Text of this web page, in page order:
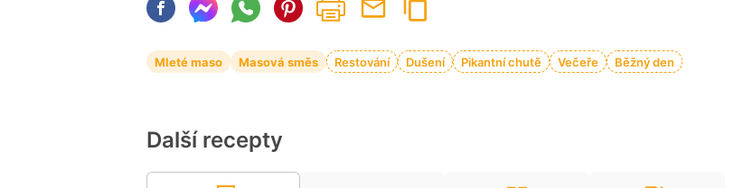
Mleté maso Masová směs Restování Dušení Pikantní chutě Večeře Běžný den
Další recepty